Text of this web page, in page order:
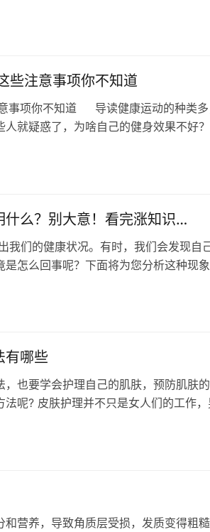
些注意事项你不知道
事项你不知道 导读健康运动的种类多
就疑惑了，为啥自己的健身效果不好？
什么？别大意！看完涨知识…
们的健康状况。有时，我们会发现自
怎么回事呢？下面将为您分析这种现象
有哪些
也要学会护理自己的肌肤，预防肌肤
呢? 皮肤护理并不只是女人们的工作，
营养，导致角质层受损，发质变得粗